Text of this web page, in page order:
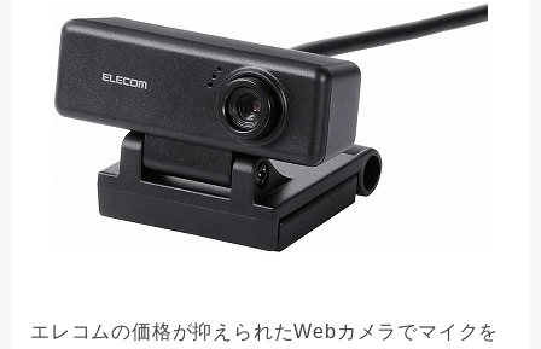
エレコムの価格が抑えられたWebカメラでマイクを